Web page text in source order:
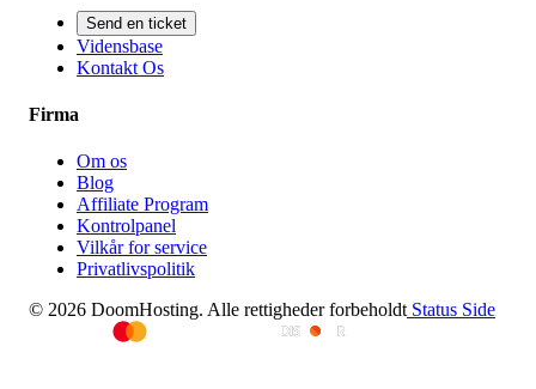
Send en ticket
Vidensbase
Kontakt Os
Firma
Om os
Blog
Affiliate Program
Kontrolpanel
Vilkår for service
Privatlivspolitik
© 2026 DoomHosting. Alle rettigheder forbeholdt Status Side